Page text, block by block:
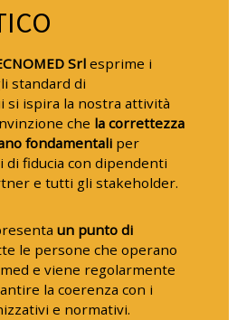
Srlesprime i
standard di
si ispira la nostra attività
che la correttezza
fondamentaliper
fiducia con dipendenti
e tutti gli stakeholder.
un punto di
le persone che operano
e viene regolarmente
la coerenza con i
e normativi.